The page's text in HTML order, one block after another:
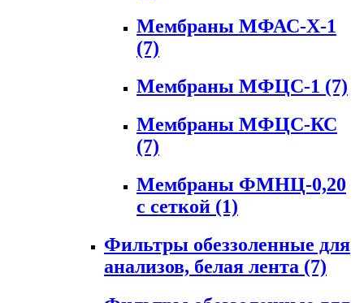
Мембраны МФАС-Х-1
(7)
Мембраны МФЦС-1 (7)
Мембраны МФЦС-КС
(7)
Мембраны ФМНЦ-0,20
с сеткой (1)
Фильтры обеззоленные для
анализов, белая лента (7)